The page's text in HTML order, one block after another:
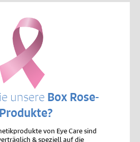
unsere Box Rose-
Produkte?
von Eye Care sind
& speziell auf die